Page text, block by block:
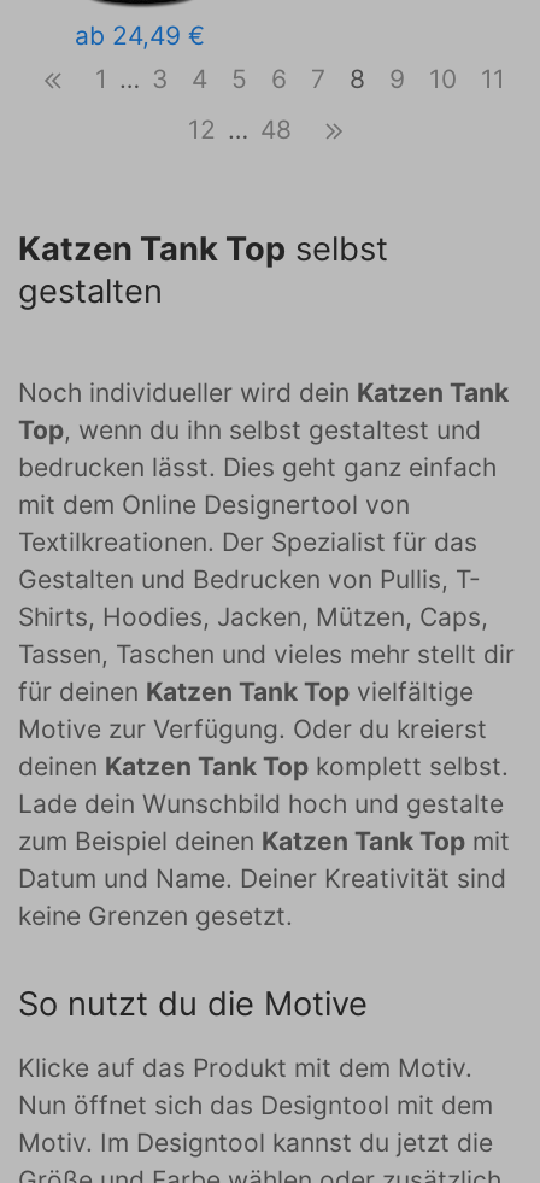
ab 24,49 €
1 … 3 4 5 6 7 8 9 10
11
12 … 48
Katzen Tank Top selbst
gestalten
Noch individueller wird dein Katzen Tank
Top, wenn du ihn selbst gestaltest und
bedrucken lässt. Dies geht ganz einfach
mit dem Online Designertool von
Textilkreationen. Der Spezialist für das
Gestalten und Bedrucken von Pullis, T-
Shirts, Hoodies, Jacken, Mützen, Caps,
Tassen, Taschen und vieles mehr stellt dir
für deinen Katzen Tank Top vielfältige
Motive zur Verfügung. Oder du kreierst
deinen Katzen Tank Top komplett selbst.
Lade dein Wunschbild hoch und gestalte
zum Beispiel deinen Katzen Tank Top mit
Datum und Name. Deiner Kreativität sind
keine Grenzen gesetzt.
So nutzt du die Motive
Klicke auf das Produkt mit dem Motiv.
Nun öffnet sich das Designtool mit dem
Motiv. Im Designtool kannst du jetzt die